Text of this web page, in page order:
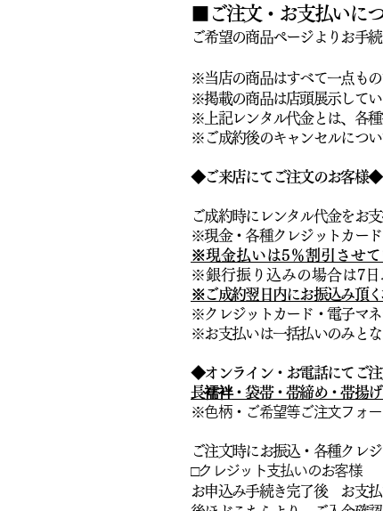
■ご注文・お支払いに
ご希望の商品ページよりお手
※当店の商品はすべて一点もの
※掲載の商品は店頭展示して
※上記レンタル代金とは、各種
※ご成約後のキャンセルについ
◆ご来店にてご注文のお客様◆
ご成約時にレンタル代金をお支
※現金・各種クレジットカード
※現金払いは5％割引させて
※銀行振り込みの場合は7日
※ご成約翌日内にお振込み頂く
※クレジットカード・電子マ
※お支払いは一括払いのみと
◆オンライン・お電話にてご
長襦袢・袋帯・帯締め・帯揚
※色柄・ご希望等ご注文フォ
ご注文時にお振込・各種クレ
□クレジット支払いのお客様
お申込み手続き完了後 お支払